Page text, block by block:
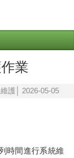
業
維護 2026-05-05
時間進行系統維